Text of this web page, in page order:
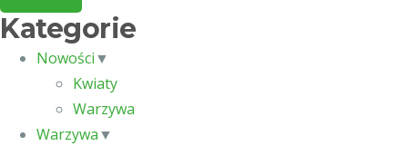
Kategorie
Nowości▼
Kwiaty
Warzywa
Warzywa▼